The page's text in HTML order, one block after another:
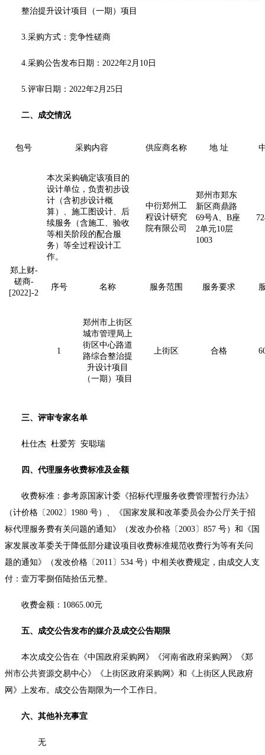
整治提升设计项目（一期）项目
3.采购方式：竞争性磋商
4.采购公告发布日期：2022年2月10日
5.评审日期：2022年2月25日
二、成交情况
包号 采购内容 供应商名称 地 址
郑上财-
磋商-
[2022]-2
本次采购确定该项目的
设计单位，负责初步设
计（含初步设计概
算）、施工图设计、后
续服务（含施工、验收
等相关阶段的配合服
务）等全过程设计工
作。
中衍郑州工
程设计研究
院有限公司
郑州市郑东
新区商鼎路
69号A、B座
2单元10层
1003
序号 名称 服务范围 服务要求
1
郑州市上街区
城市管理局上
街区中心路道
路综合整治提
升设计项目
（一期）项目
上街区 合格
三、评审专家名单
杜仕杰 杜爱芳 安聪瑞
四、代理服务收费标准及金额
收费标准：参考原国家计委《招标代理服务收费管理暂行办法》
（计价格〔 2002〕1980 号）、《国家发展和改革委员会办公厅关于招
标代理服务费有关问题的通知》（发改办价格〔2003〕857 号）和《国
家发展改革委关于降低部分建设项目收费标准规范收费行为等有关问
题的通知》（发改价格〔2011〕534 号）中相关收费规定，由成交人支
付：壹万零捌佰陆拾伍元整。
收费金额： 10865.00元
五、成交公告发布的媒介及成交公告期限
本次成交公告在《中国政府采购网》《河南省政府采购网》《郑
州市公共资源交易中心》《上街区政府采购网》和《上街区人民政府
网》上发布。成交公告期限为一个工作日。
六、其他补充事宜
无